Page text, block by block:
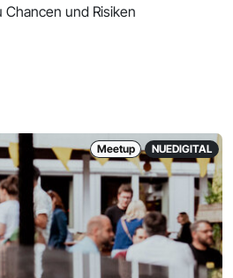
und Risiken
Meetup NUEDIGITAL